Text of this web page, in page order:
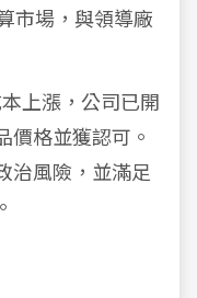
市場，與領導廠
上漲，公司已開
價格並獲認可。
治風險，並滿足